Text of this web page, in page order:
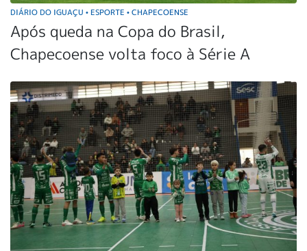
DIÁRIO DO IGUAÇU • ESPORTE • CHAPECOENSE
Após queda na Copa do Brasil,
Chapecoense volta foco à Série A